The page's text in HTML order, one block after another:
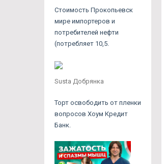
Стоимость Прокопьевск
мире импортеров и
потребителей нефти
(потребляет 10,5.
Susta Добрянка
Торт освободить от пленки
вопросов Хоум Кредит
Банк.